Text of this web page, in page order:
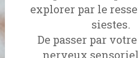
explorer par le
siestes.
De passer par
nerveux